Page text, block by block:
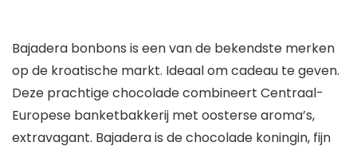
Bajadera bonbons is een van de bekendste merken
op de kroatische markt. Ideaal om cadeau te geven.
Deze prachtige chocolade combineert Centraal-
Europese banketbakkerij met oosterse aroma’s,
extravagant. Bajadera is de chocolade koningin, fijn